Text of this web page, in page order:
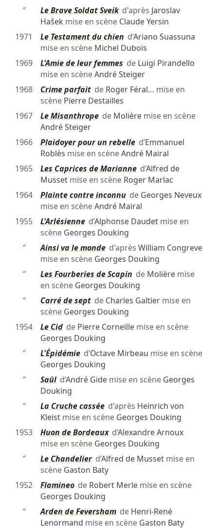
″
Le Brave Soldat Sveikd'après Jaroslav
Hašek mise en scène Claude Yersin
1971
Le Testament du chien d’Ariano Suassuna
mise en scène Michel Dubois
1969
L'Amie de leur femmes de Luigi Pirandello
mise en scèneAndré Steiger
1968
Crime parfaitde Roger Féral… mise en
scène Pierre Destailles
1967
Le Misanthropede Molièremise en scène
André Steiger
1966
Plaidoyer pour un rebelled’Emmanuel
Roblès mise en scèneAndré Mairal
1965
Les Caprices de Marianned’Alfred de
Mussetmise en scène Roger Marlac
1964
Plainte contre inconnude Georges Neveux
mise en scèneAndré Mairal
1955
L'Arlésienned’Alphonse Daudetmise en
scène Georges Douking
″
Ainsi va le monded'après William Congreve
mise en scène Georges Douking
″
Les Fourberies de Scapin de Molièremise
en scène Georges Douking
″
Carré de septde Charles Galtiermise en
scène Georges Douking
1954
Le Cidde Pierre Corneillemise en scène
Georges Douking
″
L'Épidémied’Octave Mirbeau mise en scène
Georges Douking
″
Saüld’André Gidemise en scène Georges
Douking
″
La Cruche casséed'après Heinrich von
Kleistmise en scène Georges Douking
1953
Huon de Bordeauxd’Alexandre Arnoux
mise en scène Georges Douking
″
Le Chandelierd’Alfred de Mussetmise en
scène Gaston Baty
1952
Flamineode Robert Merlemise en scène
Georges Douking
″
Arden de Fevershamde Henri-René
Lenormand mise en scène Gaston Baty